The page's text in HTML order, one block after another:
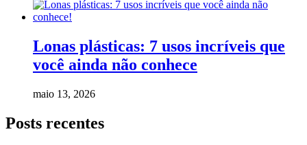
Lonas plásticas: 7 usos incríveis que
você ainda não conhece
maio 13, 2026
Posts recentes